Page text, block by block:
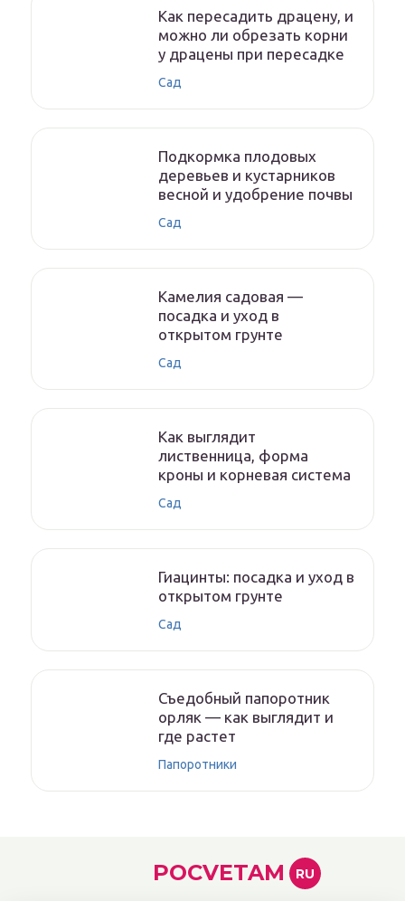
Как пересадить драцену, и
можно ли обрезать корни
у драцены при пересадке
Сад
Подкормка плодовых
деревьев и кустарников
весной и удобрение почвы
Сад
Камелия садовая —
посадка и уход в
открытом грунте
Сад
Как выглядит
лиственница, форма
кроны и корневая система
Сад
Гиацинты: посадка и уход в
открытом грунте
Сад
Съедобный папоротник
орляк — как выглядит и
где растет
Папоротники
POCVETAM RU